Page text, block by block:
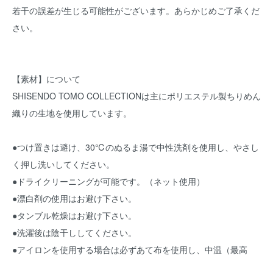
若干の誤差が生じる可能性がございます。あらかじめご了承くだ
さい。
【素材】について
SHISENDO TOMO COLLECTIONは主にポリエステル製ちりめん
織りの生地を使用しています。
●つけ置きは避け、30℃のぬるま湯で中性洗剤を使用し、やさし
く押し洗いしてください。
●ドライクリーニングが可能です。（ネット使用）
●漂白剤の使用はお避け下さい。
●タンブル乾燥はお避け下さい。
●洗濯後は陰干ししてください。
●アイロンを使用する場合は必ずあて布を使用し、中温（最高